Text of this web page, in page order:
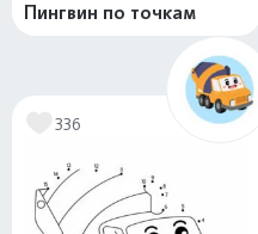
Пингвин по точкам
336